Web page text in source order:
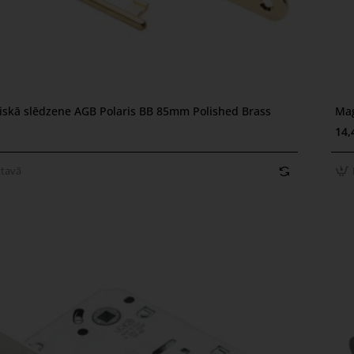
slēdzene AGB Polaris BB 85mm Polished Brass